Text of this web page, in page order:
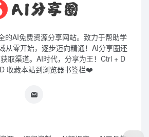
的AI免费资源分享网站。致力于帮助学
从零开始，逐步迈向精通！AI分享圈还
取渠道。AI时代，分享为王！Ctrl + D
收藏本站到浏览器书签栏❤️